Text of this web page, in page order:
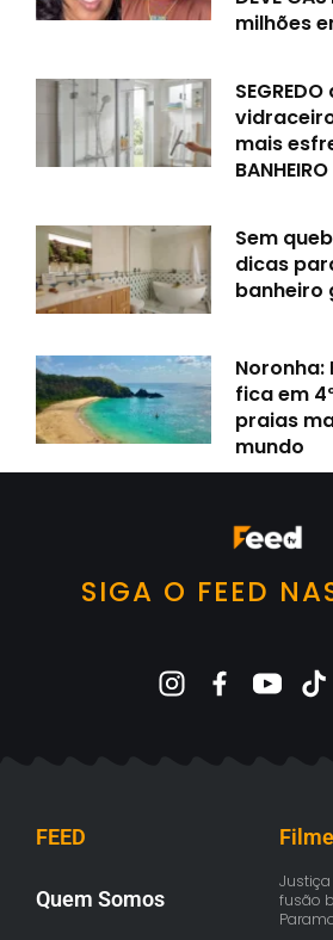
milhões
mais
BANHEIRO
Sem
dicas
banheiro
Noronha:
fica em
praias
mundo
SIGA O FEED
FEED
Quem Somos
Justiça
fusão